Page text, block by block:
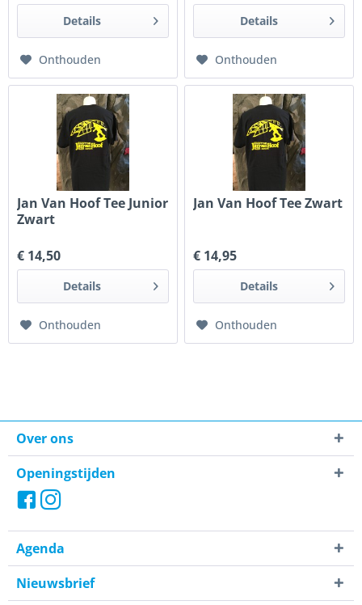
Details
Onthouden
Details
Onthouden
Jan Van Hoof Tee Junior
Zwart
€ 14,50
Details
Onthouden
Jan Van Hoof Tee Zwart
€ 14,95
Details
Onthouden
Over ons
Openingstijden
Agenda
Nieuwsbrief